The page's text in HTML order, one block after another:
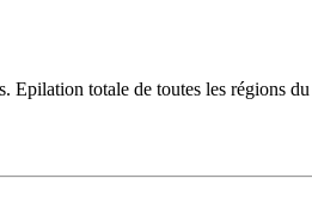
totale de toutes les régions